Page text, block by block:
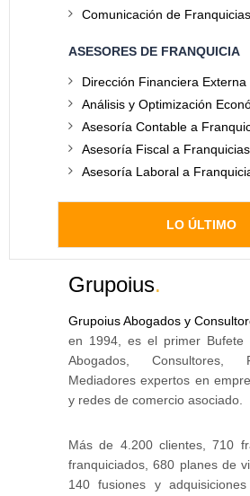
Comunicación de Franquicias
ASESORES DE FRANQUICIA
Dirección Financiera Externa
Análisis y Optimización
Asesoría Contable a
Asesoría Fiscal a Franquicias
Asesoría Laboral a
LO ÚLTIMO
Grupoius.
Grupoius Abogados y
en 1994, es el primer Bufete
Abogados, Consultores,
Mediadores expertos en
y redes de comercio asociado.
Más de 4.200 clientes, 710
franquiciados, 680 planes de
140 fusiones y